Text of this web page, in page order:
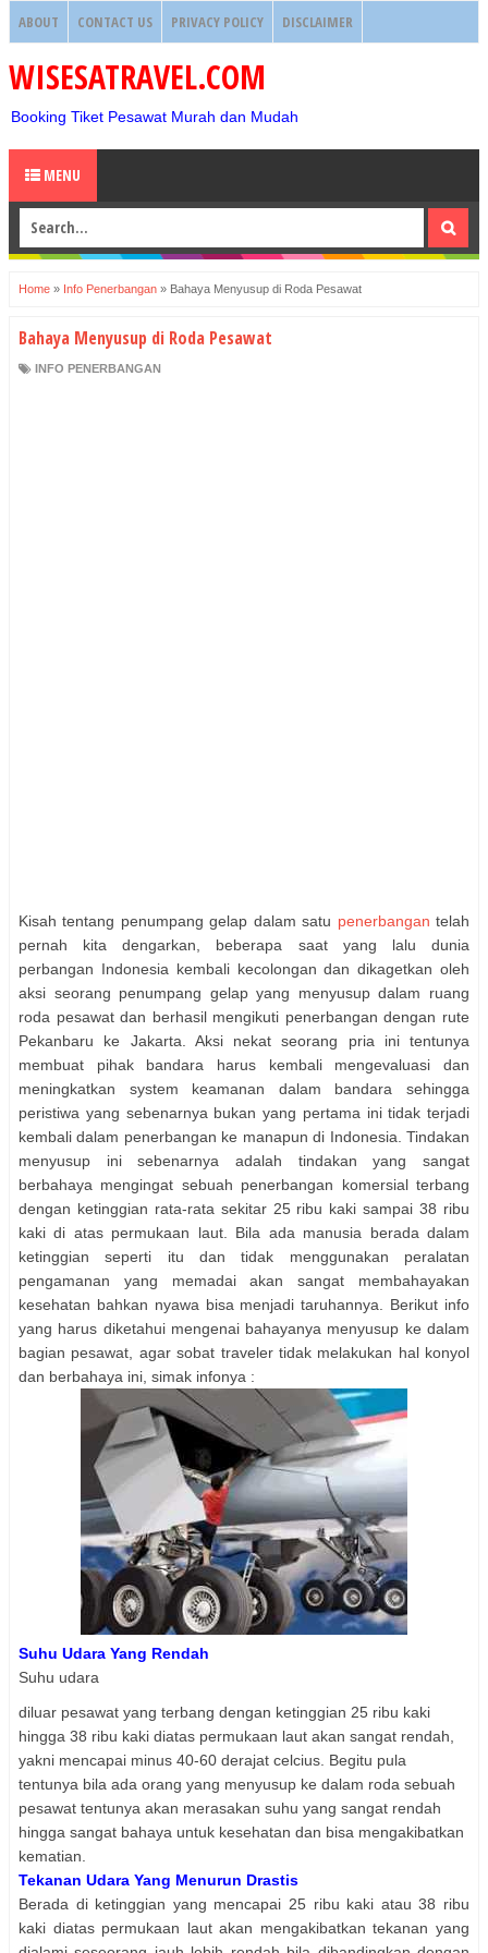
ABOUT CONTACT US PRIVACY POLICY DISCLAIMER
WISESATRAVEL.COM
Booking Tiket Pesawat Murah dan Mudah
MENU
Home » Info Penerbangan » Bahaya Menyusup di Roda Pesawat
Bahaya Menyusup di Roda Pesawat
INFO PENERBANGAN
Kisah tentang penumpang gelap dalam satu penerbangan telah
pernah kita dengarkan, beberapa saat yang lalu dunia
perbangan Indonesia kembali kecolongan dan dikagetkan oleh
aksi seorang penumpang gelap yang menyusup dalam ruang
roda pesawat dan berhasil mengikuti penerbangan dengan rute
Pekanbaru ke Jakarta. Aksi nekat seorang pria ini tentunya
membuat pihak bandara harus kembali mengevaluasi dan
meningkatkan system keamanan dalam bandara sehingga
peristiwa yang sebenarnya bukan yang pertama ini tidak terjadi
kembali dalam penerbangan ke manapun di Indonesia. Tindakan
menyusup ini sebenarnya adalah tindakan yang sangat
berbahaya mengingat sebuah penerbangan komersial terbang
dengan ketinggian rata-rata sekitar 25 ribu kaki sampai 38 ribu
kaki di atas permukaan laut. Bila ada manusia berada dalam
ketinggian seperti itu dan tidak menggunakan peralatan
pengamanan yang memadai akan sangat membahayakan
kesehatan bahkan nyawa bisa menjadi taruhannya. Berikut info
yang harus diketahui mengenai bahayanya menyusup ke dalam
bagian pesawat, agar sobat traveler tidak melakukan hal konyol
dan berbahaya ini, simak infonya :
Suhu Udara Yang Rendah
Suhu udara
diluar pesawat yang terbang dengan ketinggian 25 ribu kaki
hingga 38 ribu kaki diatas permukaan laut akan sangat rendah,
yakni mencapai minus 40-60 derajat celcius. Begitu pula
tentunya bila ada orang yang menyusup ke dalam roda sebuah
pesawat tentunya akan merasakan suhu yang sangat rendah
hingga sangat bahaya untuk kesehatan dan bisa mengakibatkan
kematian.
Tekanan Udara Yang Menurun Drastis
Berada di ketinggian yang mencapai 25 ribu kaki atau 38 ribu
kaki diatas permukaan laut akan mengakibatkan tekanan yang